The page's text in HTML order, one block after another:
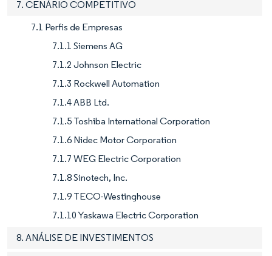
7. CENÁRIO COMPETITIVO
7.1 Perfis de Empresas
7.1.1 Siemens AG
7.1.2 Johnson Electric
7.1.3 Rockwell Automation
7.1.4 ABB Ltd.
7.1.5 Toshiba International Corporation
7.1.6 Nidec Motor Corporation
7.1.7 WEG Electric Corporation
7.1.8 Sinotech, Inc.
7.1.9 TECO-Westinghouse
7.1.10 Yaskawa Electric Corporation
8. ANÁLISE DE INVESTIMENTOS